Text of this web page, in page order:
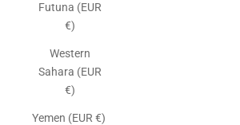
Futuna (EUR
€)
Western
Sahara (EUR
€)
Yemen (EUR €)